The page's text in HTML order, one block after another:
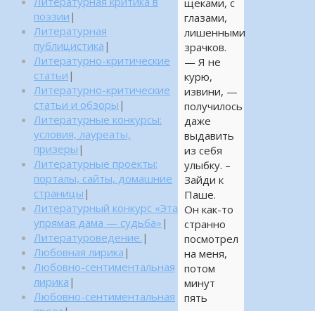
щеками, с
глазами,
лишенными
зрачков.
— Я не
курю,
извини, —
получилось
даже
выдавить
из себя
улыбку. –
Зайди к
Паше.
Он как-то
странно
посмотрел
на меня,
потом
минут
пять
поэзии |
Литературная
публицистика |
Литературно-критические
статьи |
Литературно-критические
статьи и обзоры |
Литературные конкурсы:
условия, лауреаты,
призеры |
Литературные проекты:
порталы, сайты, домашние
страницы |
Литературный конкурс «Эта
упрямая дама — судьба» |
Литературоведение. |
Любовная лирика |
Любовно-сентиментальная
лирика |
Любовно-сентиментальная